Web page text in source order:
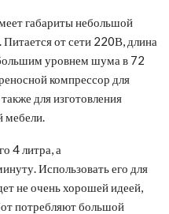
габариты небольшой
от сети 220В, длина
уровнем шума в 72
компрессор для
для изготовления
мебели.
4 литра, а
Использовать его для
не очень хорошей идеей,
потребляют большой